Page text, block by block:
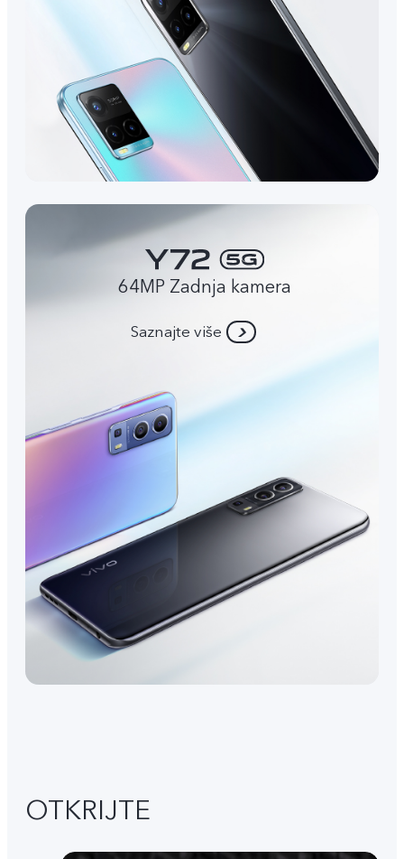
64MP Zadnja kamera
Saznajte više
OTKRIJTE